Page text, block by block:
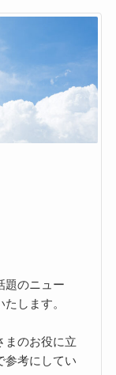
題のニュー
します。
まのお役に立
参考にしてい